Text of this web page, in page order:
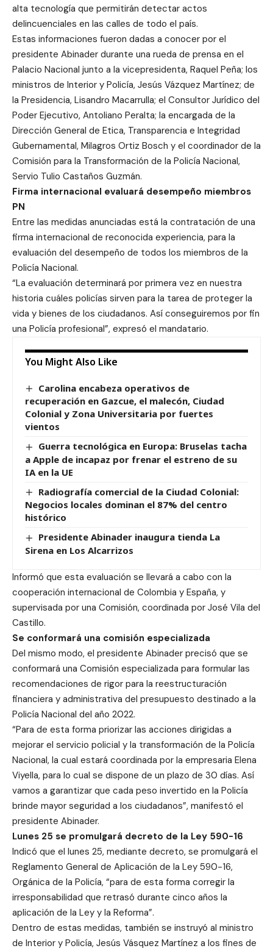
alta tecnología que permitirán detectar actos
delincuenciales en las calles de todo el país.
Estas informaciones fueron dadas a conocer por el
presidente Abinader durante una rueda de prensa en el
Palacio Nacional junto a la vicepresidenta, Raquel Peña; los
ministros de Interior y Policía, Jesús Vázquez Martínez; de
la Presidencia, Lisandro Macarrulla; el Consultor Jurídico del
Poder Ejecutivo, Antoliano Peralta; la encargada de la
Dirección General de Etica, Transparencia e Integridad
Gubernamental, Milagros Ortiz Bosch y el coordinador de la
Comisión para la Transformación de la Policía Nacional,
Servio Tulio Castaños Guzmán.
Firma internacional evaluará desempeño miembros
PN
Entre las medidas anunciadas está la contratación de una
firma internacional de reconocida experiencia, para la
evaluación del desempeño de todos los miembros de la
Policía Nacional.
“La evaluación determinará por primera vez en nuestra
historia cuáles policías sirven para la tarea de proteger la
vida y bienes de los ciudadanos. Así conseguiremos por fin
una Policía profesional”, expresó el mandatario.
You Might Also Like
Carolina encabeza operativos de
recuperación en Gazcue, el malecón, Ciudad
Colonial y Zona Universitaria por fuertes
vientos
Guerra tecnológica en Europa: Bruselas tacha
a Apple de incapaz por frenar el estreno de su
IA en la UE
Radiografía comercial de la Ciudad Colonial:
Negocios locales dominan el 87% del centro
histórico
Presidente Abinader inaugura tienda La
Sirena en Los Alcarrizos
Informó que esta evaluación se llevará a cabo con la
cooperación internacional de Colombia y España, y
supervisada por una Comisión, coordinada por José Vila del
Castillo.
Se conformará una comisión especializada
Del mismo modo, el presidente Abinader precisó que se
conformará una Comisión especializada para formular las
recomendaciones de rigor para la reestructuración
financiera y administrativa del presupuesto destinado a la
Policía Nacional del año 2022.
“Para de esta forma priorizar las acciones dirigidas a
mejorar el servicio policial y la transformación de la Policía
Nacional, la cual estará coordinada por la empresaria Elena
Viyella, para lo cual se dispone de un plazo de 30 días. Así
vamos a garantizar que cada peso invertido en la Policía
brinde mayor seguridad a los ciudadanos”, manifestó el
presidente Abinader.
Lunes 25 se promulgará decreto de la Ley 590-16
Indicó que el lunes 25, mediante decreto, se promulgará el
Reglamento General de Aplicación de la Ley 590-16,
Orgánica de la Policía, “para de esta forma corregir la
irresponsabilidad que retrasó durante cinco años la
aplicación de la Ley y la Reforma”.
Dentro de estas medidas, también se instruyó al ministro
de Interior y Policía, Jesús Vásquez Martínez a los fines de